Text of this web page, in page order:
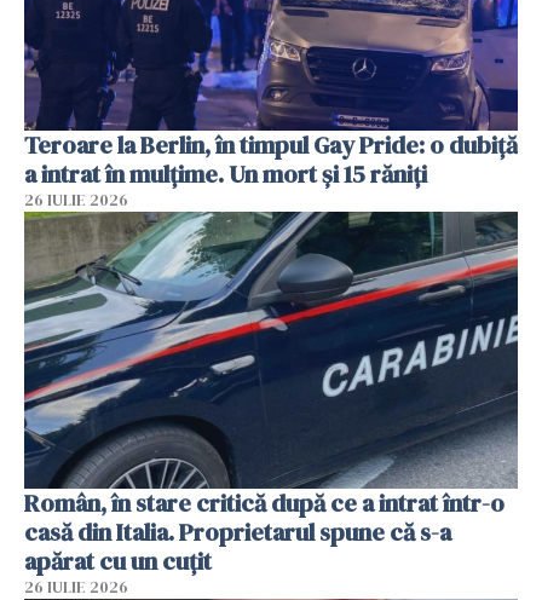
Teroare la Berlin, în timpul Gay Pride: o dubiță
a intrat în mulțime. Un mort și 15 răniți
26 IULIE 2026
Român, în stare critică după ce a intrat într-o
casă din Italia. Proprietarul spune că s-a
apărat cu un cuțit
26 IULIE 2026